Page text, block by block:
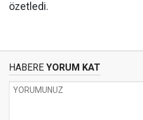
özetledi.
HABERE YORUM KAT